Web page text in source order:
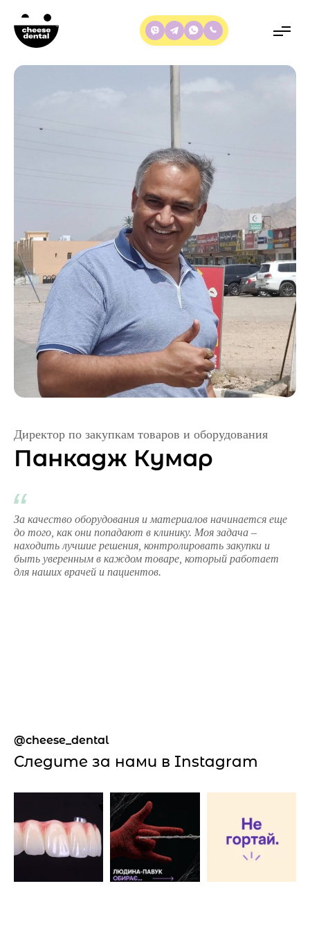
Директор по закупкам товаров и оборудования
Панкадж Кумар
За качество оборудования и материалов начинается еще
до того, как они попадают в клинику. Моя задача –
находить лучшие решения, контролировать закупки и
быть уверенным в каждом товаре, который работает
для наших врачей и пациентов.
cheese_dental
Следите за нами в Instagram